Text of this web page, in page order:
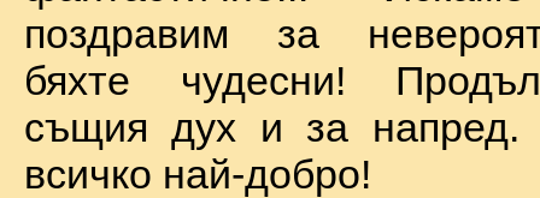
поздравим за
бяхте чудесни!
същия дух и за
всичко най-добро!